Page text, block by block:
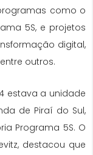
como o
5S, e projetos
digital,
outros.
estava a unidade
de Piraí do Sul,
Programa 5S. O
destacou que